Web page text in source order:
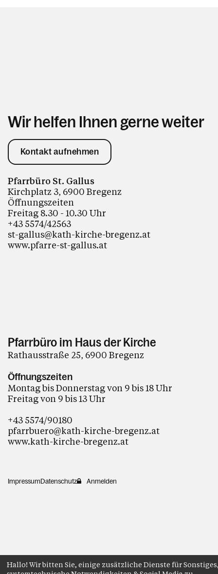
Wir helfen Ihnen gerne weiter
Kontakt aufnehmen
Pfarrbüro St. Gallus
Kirchplatz 3, 6900 Bregenz
Öffnungszeiten
Freitag 8.30 - 10.30 Uhr
+43 5574/42563
st-gallus@kath-kirche-bregenz.at
www.pfarre-st-gallus.at
Pfarrbüro im Haus der Kirche
Rathausstraße 25, 6900 Bregenz
Öffnungszeiten
Montag bis Donnerstag von 9 bis 18 Uhr
Freitag von 9 bis 13 Uhr
+43 5574/90180
pfarrbuero@kath-kirche-bregenz.at
www.kath-kirche-bregenz.at
ImpressumDatenschutz Anmelden
Hallo! Wir bitten Sie, einige zusätzliche Dienste für